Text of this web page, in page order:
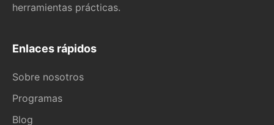
herramientas prácticas.
Enlaces rápidos
Sobre nosotros
Programas
Blog